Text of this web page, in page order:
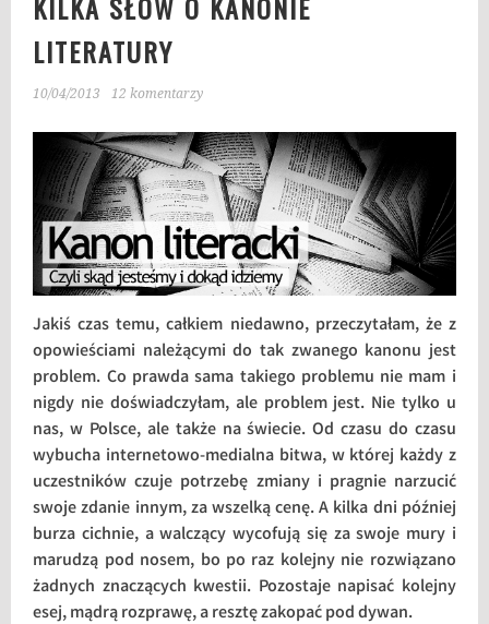
LITERATURY
10/04/2013 12 komentarzy
Jakiś czas temu, całkiem niedawno, przeczytałam, że z
opowieściami należącymi do tak zwanego kanonu jest
problem. Co prawda sama takiego problemu nie mam i
nigdy nie doświadczyłam, ale problem jest. Nie tylko u
nas, w Polsce, ale także na świecie. Od czasu do czasu
wybucha internetowo-medialna bitwa, w której każdy z
uczestników czuje potrzebę zmiany i pragnie narzucić
swoje zdanie innym, za wszelką cenę. A kilka dni później
burza cichnie, a walczący wycofują się za swoje mury i
marudzą pod nosem, bo po raz kolejny nie rozwiązano
żadnych znaczących kwestii. Pozostaje napisać kolejny
esej, mądrą rozprawę, a resztę zakopać pod dywan.